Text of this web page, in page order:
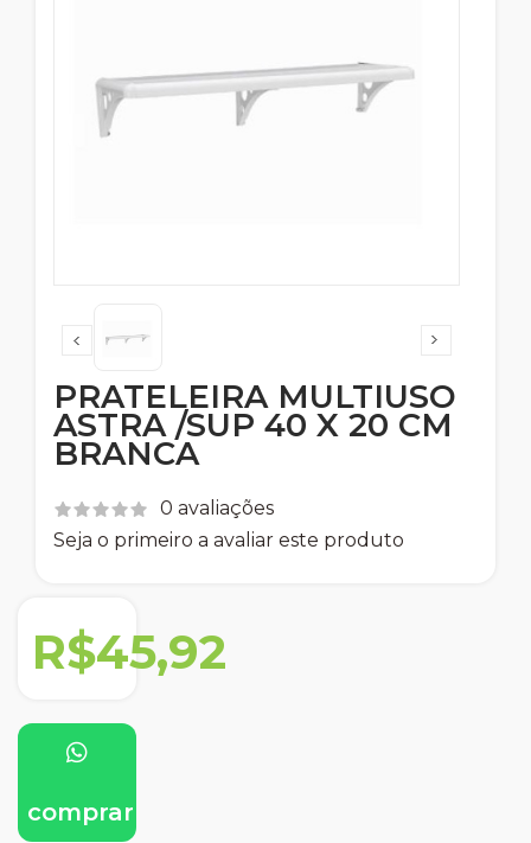
PRATELEIRA MULTIUSO
ASTRA /SUP 40 X 20 CM
BRANCA
0 avaliações
Seja o primeiro a avaliar este produto
R$45,92
comprar